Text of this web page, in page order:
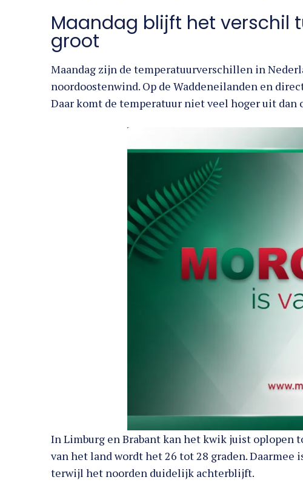
Maandag blijft het verschil
groot
Maandag zijn de temperatuurverschillen in
noordoostenwind. Op de Waddeneilanden en
Daar komt de temperatuur niet veel hoger uit dan
In Limburg en Brabant kan het kwik juist oplopen
van het land wordt het 26 tot 28 graden. Daarmee
terwijl het noorden duidelijk achterblijft.